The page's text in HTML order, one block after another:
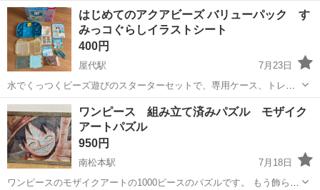
長野 上田市 パズル プリキュア
はじめてのアクアビーズ バリューパック す
みっコぐらしイラストシート
400円
屋代駅
7月23日
水でくっつくビーズ遊びのスターターセットで、専用ケース、トレ
イ、ツール、図案が揃っておりすぐに作品作りが楽しめます。 画像に
あるものになります。 - 商品名: はじめてのアクアビーズ バリューパ
ック - セット内容: 専用ケ...
長野 千曲市 屋代駅 パズル
ワンピース 組み立て済みパズル モザイク
アートパズル
950円
南松本駅
7月18日
ワンピースのモザイクアートの1000ピースのパズルです。 もう飾らな